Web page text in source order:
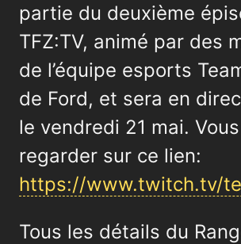
partie du deuxième
TFZ:TV, animé par des
de l’équipe esports
de Ford, et sera en
le vendredi 21 mai.
regarder sur ce lien:
https://www.twitch.tv/
Tous les détails du